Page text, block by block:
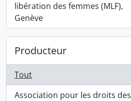
libération des femmes (MLF),
Genève
, 1 résultats
Producteur
Tout
Association pour les droits des